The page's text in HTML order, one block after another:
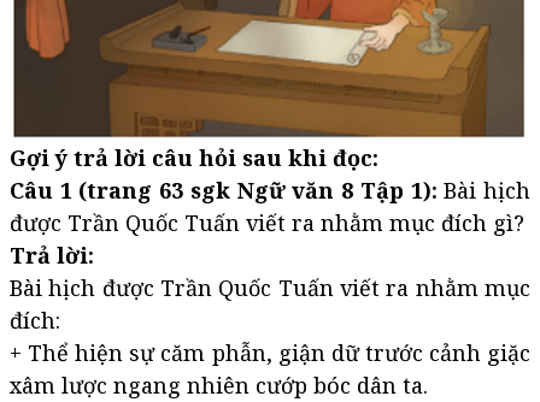
Gợi ý trả lời câu hỏi sau khi đọc:
Câu 1 (trang 63 sgk Ngữ văn 8 Tập 1):Bài hịch
được Trần Quốc Tuấn viết ra nhằm mục đích gì?
Trả lời:
Bài hịch được Trần Quốc Tuấn viết ra nhằm mục
đích:
+ Thể hiện sự căm phẫn, giận dữ trước cảnh giặc
xâm lược ngang nhiên cướp bóc dân ta.